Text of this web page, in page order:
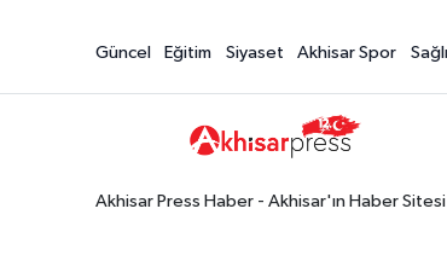
Güncel Eğitim Siyaset Akhisar Spor
Akhisar Press Haber - Akhisar'ın Haber Sitesi